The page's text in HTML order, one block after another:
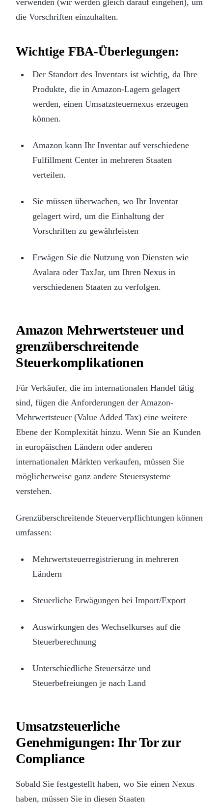
die Vorschriften einzuhalten.
Wichtige FBA-Überlegungen:
Der Standort des Inventars ist wichtig, da Ihre
Produkte, die in Amazon-Lagern gelagert
werden, einen Umsatzsteuernexus erzeugen
können.
Amazon kann Ihr Inventar auf verschiedene
Fulfillment Center in mehreren Staaten
verteilen.
Sie müssen überwachen, wo Ihr Inventar
gelagert wird, um die Einhaltung der
Vorschriften zu gewährleisten
Erwägen Sie die Nutzung von Diensten wie
Avalara oder TaxJar, um Ihren Nexus in
verschiedenen Staaten zu verfolgen.
Amazon Mehrwertsteuer und
grenzüberschreitende
Steuerkomplikationen
Für Verkäufer, die im internationalen Handel tätig
sind, fügen die Anforderungen der Amazon-
Mehrwertsteuer (Value Added Tax) eine weitere
Ebene der Komplexität hinzu. Wenn Sie an Kunden
in europäischen Ländern oder anderen
internationalen Märkten verkaufen, müssen Sie
möglicherweise ganz andere Steuersysteme
verstehen.
Grenzüberschreitende Steuerverpflichtungen können
umfassen:
Mehrwertsteuerregistrierung in mehreren
Ländern
Steuerliche Erwägungen bei Import/Export
Auswirkungen des Wechselkurses auf die
Steuerberechnung
Unterschiedliche Steuersätze und
Steuerbefreiungen je nach Land
Umsatzsteuerliche
Genehmigungen: Ihr Tor zur
Compliance
Sobald Sie festgestellt haben, wo Sie einen Nexus
haben, müssen Sie in diesen Staaten